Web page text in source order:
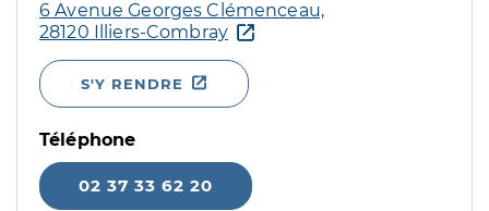
6 Avenue Georges Clémenceau,
28120 Illiers-Combray
S'Y RENDRE
Téléphone
02 37 33 62 20